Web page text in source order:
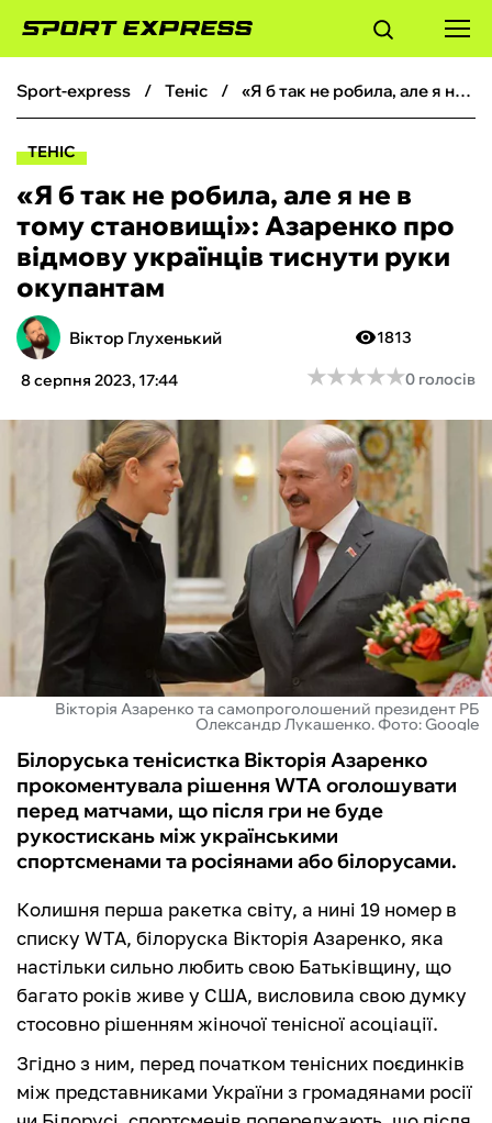
ФУТБОЛ
БОКС
ХОКЕЙ
ТЕНІС
КІБЕРСПОРТ
ЧС-2026
ФУТЗАЛ
ІНШІ
БУКМЕКЕРИ
sport-express теніс «Я б так не робила, але я не в тому становищі»: Азаренко про відмову українців тиснути руки окупантам
ТЕНІС
«Я б так не робила, але я не в
тому становищі»: Азаренко про
відмову українців тиснути руки
окупантам
Віктор Глухенький
8 серпня 2023, 17:44
1813
★★★★★
★★★★★0 голосів
Вікторія Азаренко та самопроголошений президент РБ
Олександр Лукашенко. Фото: Google
Білоруська тенісистка Вікторія Азаренко
прокоментувала рішення WTA оголошувати
перед матчами, що після гри не буде
рукостискань між українськими
спортсменами та росіянами або білорусами.
Колишня перша ракетка світу, а нині 19 номер в
списку WTA, білоруска Вікторія Азаренко, яка
настільки сильно любить свою Батьківщину, що
багато років живе у США, висловила свою думку
стосовно рішенням жіночої тенісної асоціації.
Згідно з ним, перед початком тенісних поєдинків
між представниками України з громадянами росії